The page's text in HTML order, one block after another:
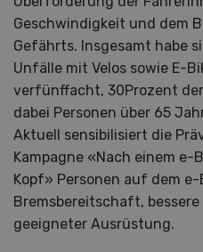
Geschwindigkeit und dem
Gefährts. Insgesamt habe
Unfälle mit Velos sowie E-
verfünffacht, 30Prozent
dabei Personen über 65
Aktuell sensibilisiert die
Kampagne «Nach einem
Kopf» Personen auf dem
Bremsbereitschaft,
geeigneter Ausrüstung.